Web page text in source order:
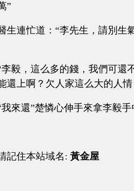
”
生連忙道：“李先生，請別生
李毅，這么多的錢，我們可還
還上啊？欠人家這么大的人
我來還”楚憐心伸手來拿李毅
記住本站域名: 黃金屋